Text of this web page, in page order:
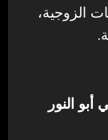
الزوجية،
النور